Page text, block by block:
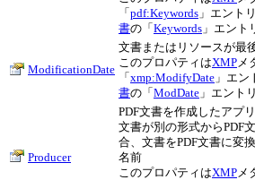
「 pdf:Keywords 」エント
書の「 Keywords 」エント
ModificationDate
文書またはリソースが最
このプロパティはXMP メ
「 xmp:ModifyDate 」エン
書の「 ModDate 」エント
Producer
PDF文書を作成したアプ
文書が別の形式からPDF
合、文書をPDF文書に変
名前
このプロパティはXMP メ